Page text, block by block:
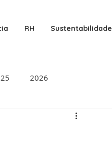
RH Sustentabilidade
2026